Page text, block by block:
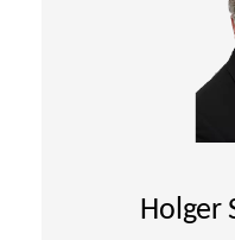
Holger